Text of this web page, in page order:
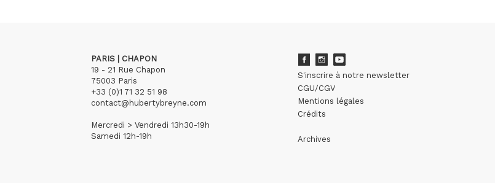
PARIS | CHAPON
19 - 21 Rue Chapon
75003 Paris
+33 (0)1 71 32 51 98
contact@hubertybreyne.com
Mercredi > Vendredi 13h30-19h
Samedi 12h-19h
S'inscrire à notre newsletter
CGU/CGV
Mentions légales
Crédits
Archives